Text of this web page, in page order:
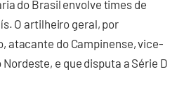
do Brasil envolve times de
O artilheiro geral, por
atacante do Campinense, vice-
e que disputa a Série D